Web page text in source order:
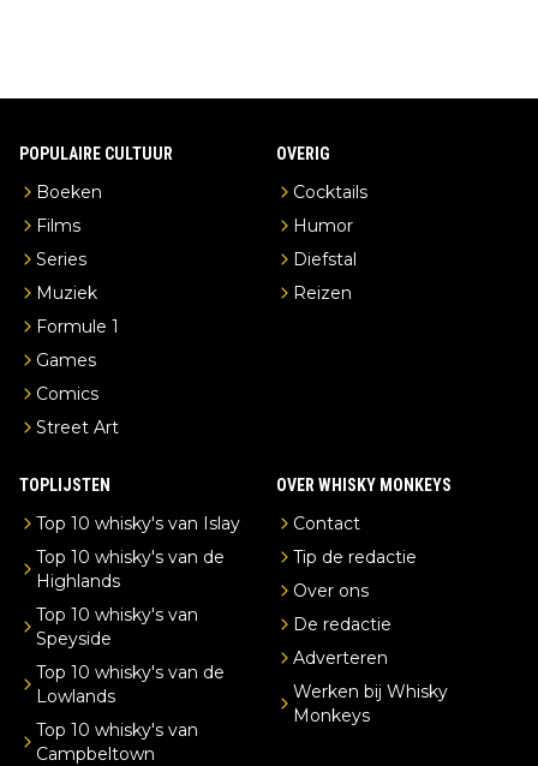
POPULAIRE CULTUUR
Boeken
Films
Series
Muziek
Formule 1
Games
Comics
Street Art
OVERIG
Cocktails
Humor
Diefstal
Reizen
TOPLIJSTEN
Top 10 whisky's van Islay
Top 10 whisky's van de
Highlands
Top 10 whisky's van
Speyside
Top 10 whisky's van de
Lowlands
Top 10 whisky's van
Campbeltown
OVER WHISKY MONKEYS
Contact
Tip de redactie
Over ons
De redactie
Adverteren
Werken bij Whisky
Monkeys